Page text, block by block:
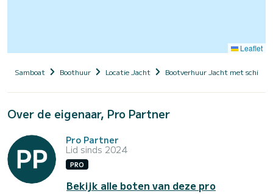
Leaflet
Samboat Boothuur Locatie Jacht Bootverhuur Jacht met schipper
Over de eigenaar, Pro Partner
Pro Partner
Lid sinds 2024
PRO
Bekijk alle boten van deze pro